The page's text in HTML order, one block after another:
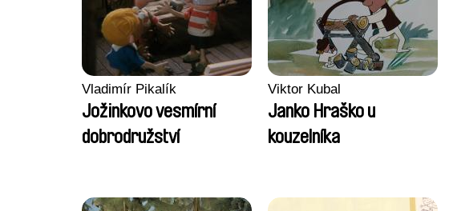
Vladimír Pikalík
Jožinkovo vesmírní
dobrodružství
Viktor Kubal
Janko Hraško u
kouzelníka